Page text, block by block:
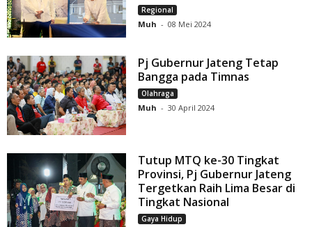
Regional
Muh - 08 Mei 2024
Pj Gubernur Jateng Tetap
Bangga pada Timnas
Olahraga
Muh - 30 April 2024
Tutup MTQ ke-30 Tingkat
Provinsi, Pj Gubernur Jateng
Tergetkan Raih Lima Besar di
Tingkat Nasional
Gaya Hidup